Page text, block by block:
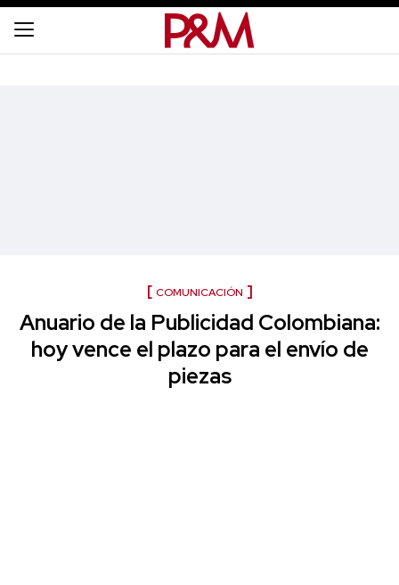
COMUNICACIÓN
Anuario de la Publicidad Colombiana:
hoy vence el plazo para el envío de
piezas